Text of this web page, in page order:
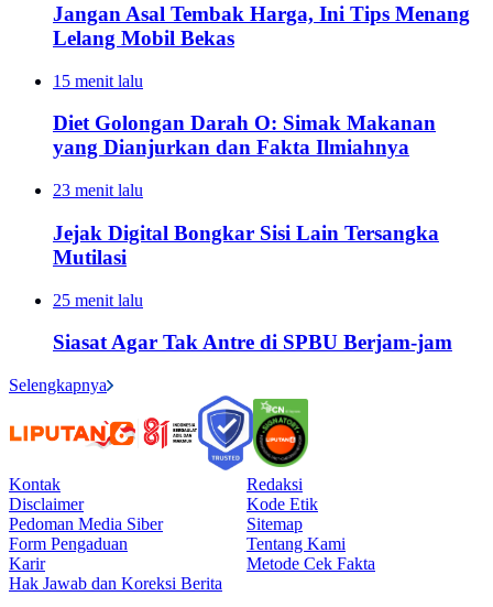
Jangan Asal Tembak Harga, Ini Tips Menang
Lelang Mobil Bekas
15 menit lalu
Diet Golongan Darah O: Simak Makanan
yang Dianjurkan dan Fakta Ilmiahnya
23 menit lalu
Jejak Digital Bongkar Sisi Lain Tersangka
Mutilasi
25 menit lalu
Siasat Agar Tak Antre di SPBU Berjam-jam
Selengkapnya
Kontak
Redaksi
Disclaimer
Kode Etik
Pedoman Media Siber
Sitemap
Form Pengaduan
Tentang Kami
Karir
Metode Cek Fakta
Hak Jawab dan Koreksi Berita